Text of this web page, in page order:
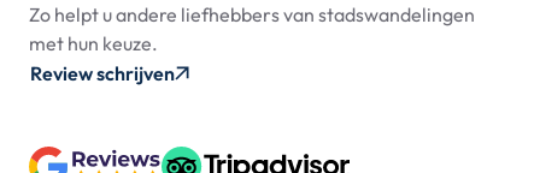
Zo helpt u andere liefhebbers van stadswandelingen
met hun keuze.
Review schrijven